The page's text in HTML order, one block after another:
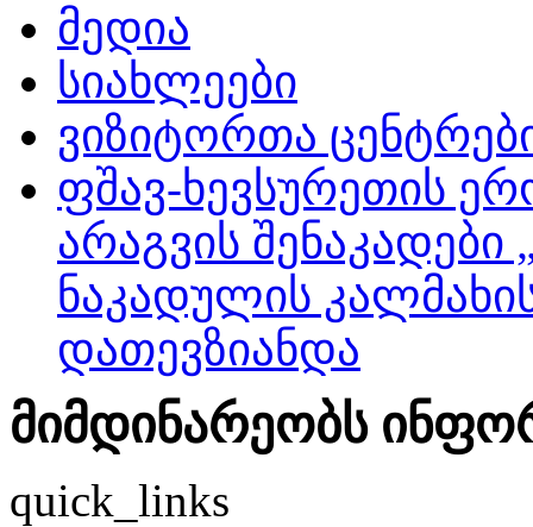
მედია
სიახლეები
ვიზიტორთა
ფშავ-ხევსურეთის
არაგვის შენაკადები
ნაკადულის
დათევზიანდა
მიმდინარეობს
quick_links